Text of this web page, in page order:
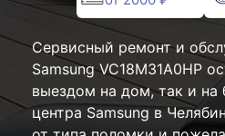
Сервисный ремонт и
Samsung VC18M31A0HP
выездом на дом, так и на
центра Samsung в